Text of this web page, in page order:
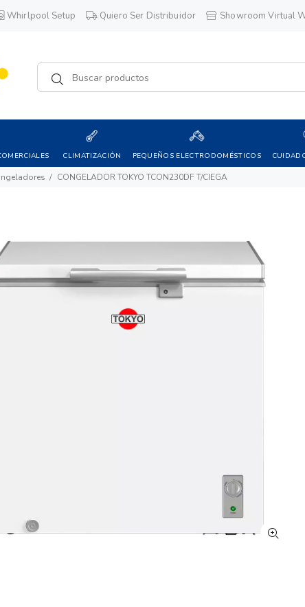
Whirlpool Setup Quiero Ser Distribuidor Showroom Virtual
CLIMATIZACIÓN PEQUEÑOS ELECTRODOMÉSTICOS
CONGELADOR TOKYO TCON230DF T/CIEGA